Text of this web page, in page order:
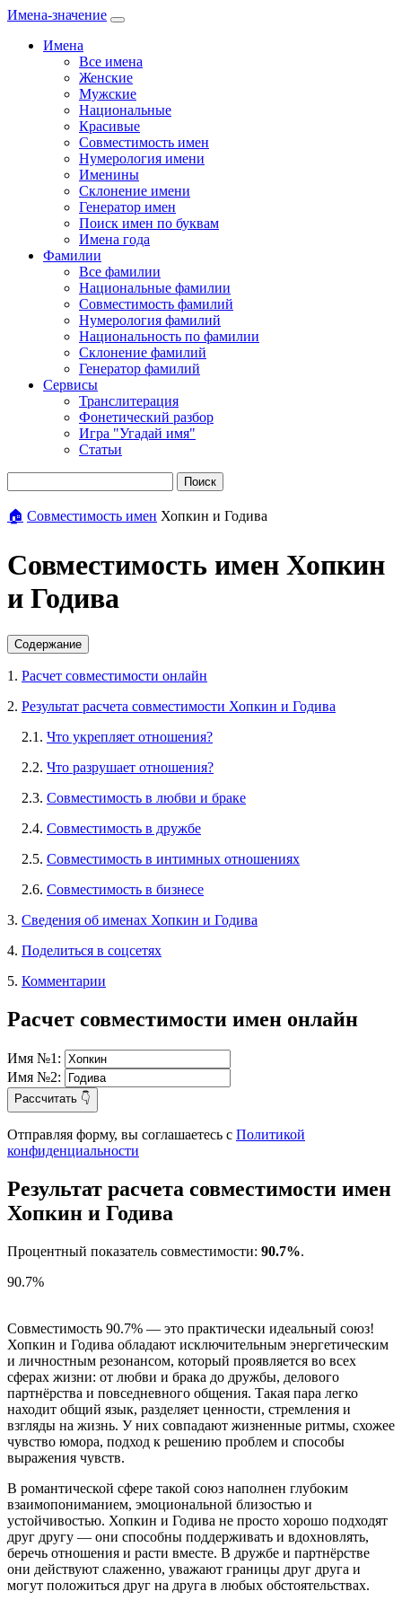
Имена-значение
Имена
Все имена
Женские
Мужские
Национальные
Красивые
Совместимость имен
Нумерология имени
Именины
Склонение имени
Генератор имен
Поиск имен по буквам
Имена года
Фамилии
Все фамилии
Национальные фамилии
Совместимость фамилий
Нумерология фамилий
Национальность по фамилии
Склонение фамилий
Генератор фамилий
Сервисы
Транслитерация
Фонетический разбор
Игра "Угадай имя"
Статьи
Поиск
🏠 Совместимость имен Хопкин и Годива
Совместимость имен Хопкин
и Годива
Содержание
1. Расчет совместимости онлайн
2. Результат расчета совместимости Хопкин и Годива
2.1. Что укрепляет отношения?
2.2. Что разрушает отношения?
2.3. Совместимость в любви и браке
2.4. Совместимость в дружбе
2.5. Совместимость в интимных отношениях
2.6. Совместимость в бизнесе
3. Сведения об именах Хопкин и Годива
4. Поделиться в соцсетях
5. Комментарии
Расчет совместимости имен онлайн
Имя №1:
Имя №2:
Рассчитать 👇
Отправляя форму, вы соглашаетесь с Политикой
конфиденциальности
Результат расчета совместимости имен
Хопкин и Годива
Процентный показатель совместимости: 90.7%.
90.7%
Совместимость 90.7% — это практически идеальный союз!
Хопкин и Годива обладают исключительным энергетическим
и личностным резонансом, который проявляется во всех
сферах жизни: от любви и брака до дружбы, делового
партнёрства и повседневного общения. Такая пара легко
находит общий язык, разделяет ценности, стремления и
взгляды на жизнь. У них совпадают жизненные ритмы, схожее
чувство юмора, подход к решению проблем и способы
выражения чувств.
В романтической сфере такой союз наполнен глубоким
взаимопониманием, эмоциональной близостью и
устойчивостью. Хопкин и Годива не просто хорошо подходят
друг другу — они способны поддерживать и вдохновлять,
беречь отношения и расти вместе. В дружбе и партнёрстве
они действуют слаженно, уважают границы друг друга и
могут положиться друг на друга в любых обстоятельствах.